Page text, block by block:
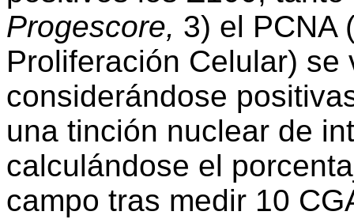
Progescore, 3) el PCNA
Proliferación Celular)
considerándose
una tinción nuclear de
calculándose el
campo tras medir 10